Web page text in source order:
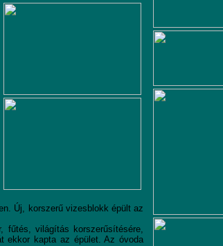
Új, korszerű vizesblokk épült az
világítás korszerűsítésére,
ekkor kapta az épület. Az óvoda